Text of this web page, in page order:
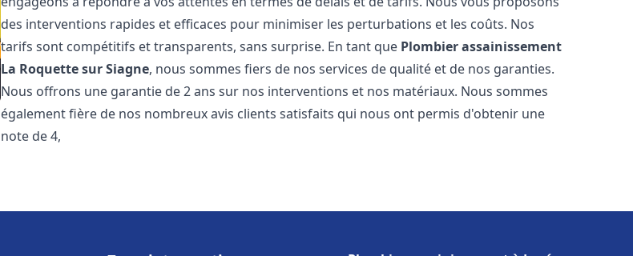
des interventions rapides et efficaces pour minimiser les perturbations et les coûts. Nos
tarifs sont compétitifs et transparents, sans surprise. En tant que Plombier assainissement
La Roquette sur Siagne, nous sommes fiers de nos services de qualité et de nos garanties.
Nous offrons une garantie de 2 ans sur nos interventions et nos matériaux. Nous sommes
également fière de nos nombreux avis clients satisfaits qui nous ont permis d'obtenir une
note de 4,